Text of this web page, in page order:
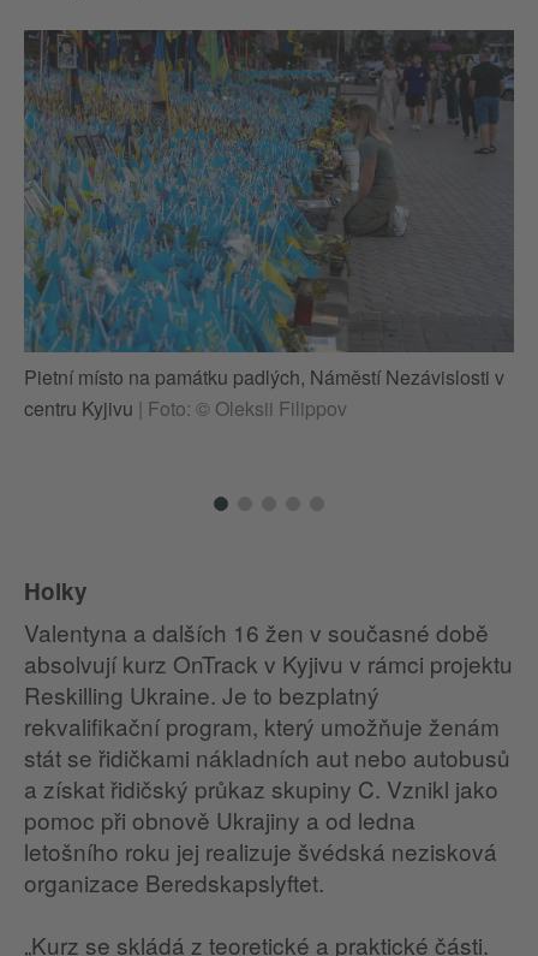
Pietní místo na památku padlých, Náměstí Nezávislosti v
centru Kyjivu | Foto: © Oleksii Filippov
Holky
Valentyna a dalších 16 žen v současné době
absolvují kurz OnTrack v Kyjivu v rámci projektu
Reskilling Ukraine. Je to bezplatný
rekvalifikační program, který umožňuje ženám
stát se řidičkami nákladních aut nebo autobusů
a získat řidičský průkaz skupiny C. Vznikl jako
pomoc při obnově Ukrajiny a od ledna
letošního roku jej realizuje švédská nezisková
organizace Beredskapslyftet.
„Kurz se skládá z teoretické a praktické části.